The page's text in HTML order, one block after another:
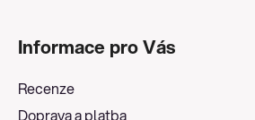
Informace pro Vás
Recenze
Doprava a platba